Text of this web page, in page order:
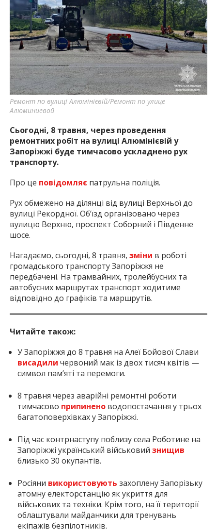
найважливішу інформацію про події
міста Запоріжжя та області.
Ремонт по вулиці Алюмінієвій/Ремонт по улице
Алюминиевой
Сьогодні, 8 травня, через проведення
ремонтних робіт на вулиці Алюмінієвій у
Запоріжжі буде тимчасово ускладнено рух
транспорту.
Про це повідомляє патрульна поліція.
Рух обмежено на ділянці від вулиці Верхньої до
вулиці Рекордної. Об’їзд організовано через
вулицю Верхню, проспект Соборний і Південне
шосе.
Нагадаємо, сьогодні, 8 травня, зміни в роботі
громадського транспорту Запоріжжя не
передбачені. На трамвайних, тролейбусних та
автобусних маршрутах транспорт ходитиме
відповідно до графіків та маршрутів.
Читайте також:
У Запоріжжя до 8 травня на Алеї Бойової Слави
висадили червоний мак із двох тисяч квітів —
символ пам’яті та перемоги.
8 травня через аварійні ремонтні роботи
тимчасово припинено водопостачання у трьох
багатоповерхівках у Запоріжжі.
Під час контрнаступу поблизу села Роботине на
Запоріжжі український військовий знищив
близько 30 окупантів.
Росіяни використовують захоплену Запорізьку
атомну електорстанцію як укриття для
військових та техніки. Крім того, на її території
облаштували майданчики для тренувань
екіпажів безпілотників.